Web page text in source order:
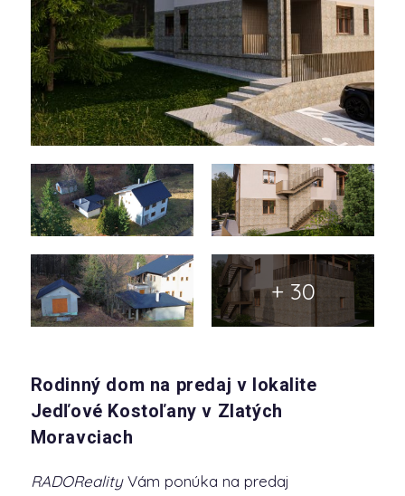
+ 30
Rodinný dom na predaj v lokalite
Jedľové Kostoľany v Zlatých
Moravciach
RADORealityVám ponúka na predaj